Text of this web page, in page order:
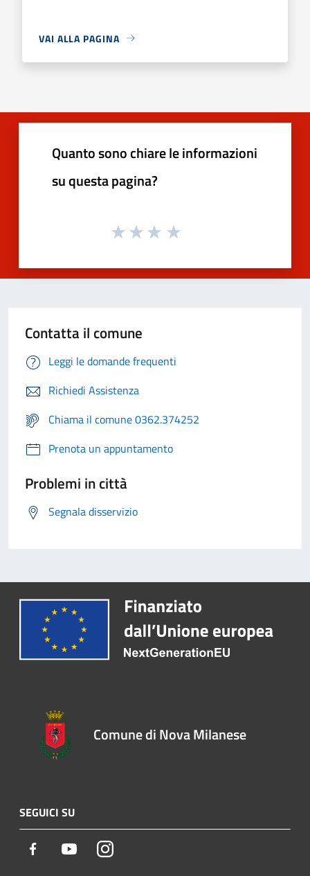
VAI ALLA PAGINA
Quanto sono chiare le informazioni
su questa pagina?
Contatta il comune
Leggi le domande frequenti
Richiedi Assistenza
Chiama il comune 0362.374252
Prenota un appuntamento
Problemi in città
Segnala disservizio
Comune di Nova Milanese
SEGUICI SU
Facebook YoutubeInstagram